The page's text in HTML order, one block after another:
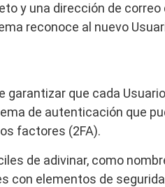
y una dirección de
reconoce al nuevo
garantizar que cada
de autenticación que
factores (2FA).
de adivinar, como
con elementos de